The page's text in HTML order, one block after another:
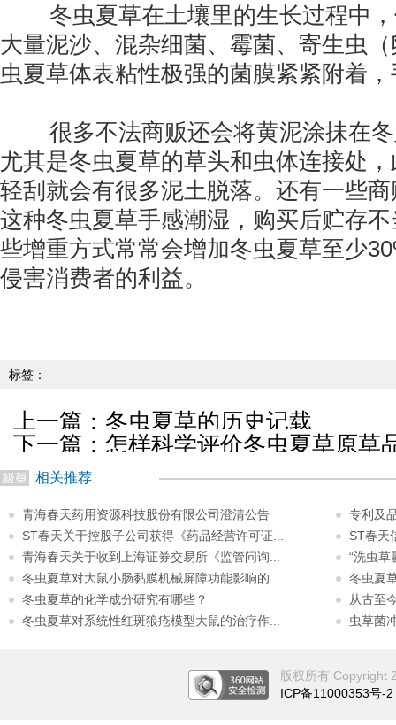
冬虫夏草在土壤里的生长过程中，
大量泥沙、混杂细菌、霉菌、寄生虫
虫夏草体表粘性极强的菌膜紧紧附着
很多不法商贩还会将黄泥涂抺在冬
尤其是冬虫夏草的草头和虫体连接处
轻刮就会有很多泥土脱落。还有一些
这种冬虫夏草手感潮湿，购买后贮存
些增重方式常常会增加冬虫夏草至少
侵害消费者的利益。
标签：
上一篇： 冬虫夏草的历史记载
下一篇： 怎样科学评价冬虫夏草原草
相关推荐
青海春天药用资源科技股份有限公司澄清公告
专利及
ST春天关于控股子公司获得《药品经营许可证...
ST春天
青海春天关于收到上海证券交易所《监管问询...
“洗虫草
冬虫夏草对大鼠小肠黏膜机械屏障功能影响的...
冬虫夏
冬虫夏草的化学成分研究有哪些？
从古至
冬虫夏草对系统性红斑狼疮模型大鼠的治疗作...
虫草菌
版权所有 Copyright
ICP备11000353号-2